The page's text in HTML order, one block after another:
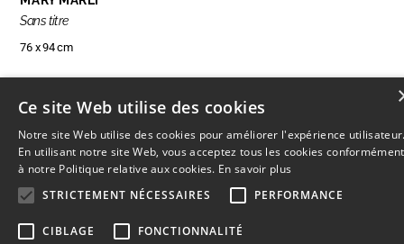
Sans titre
76 x 94 cm
© 2026 L'Artothèque
Ce site Web utilise des cookies
Notre site Web utilise des cookies pour améliorer l'expérience
En utilisant notre site Web, vous acceptez tous les cookies conformément
à notre Politique relative aux cookies. En savoir plus
STRICTEMENT NÉCESSAIRES
PERFORMANCE
CIBLAGE FONCTIONNALITÉ